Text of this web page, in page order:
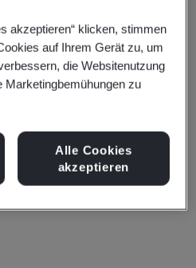
O3
akzeptieren“ klicken, stimmen
auf Ihrem Gerät zu, um
die Websitenutzung
Marketingbemühungen zu
Alle Cookies
akzeptieren